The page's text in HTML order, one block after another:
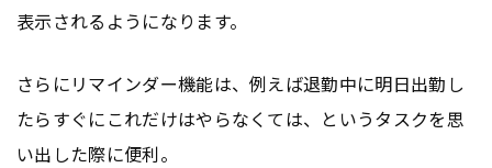
表示されるようになります。
さらにリマインダー機能は、例えば退勤中に明日出勤し
たらすぐにこれだけはやらなくては、というタスクを思
い出した際に便利。